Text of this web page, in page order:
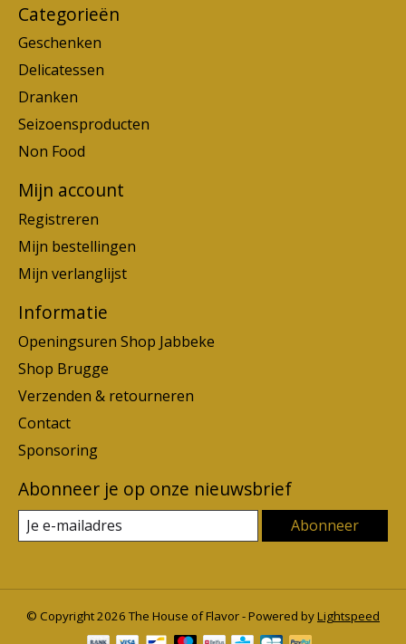
Categorieën
Geschenken
Delicatessen
Dranken
Seizoensproducten
Non Food
Mijn account
Registreren
Mijn bestellingen
Mijn verlanglijst
Informatie
Openingsuren Shop Jabbeke
Shop Brugge
Verzenden & retourneren
Contact
Sponsoring
Abonneer je op onze nieuwsbrief
Abonneer
© Copyright 2026 The House of Flavor - Powered byLightspeed